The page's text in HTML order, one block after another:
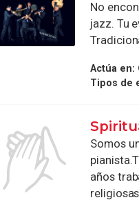
No
jazz. Tu
Actúa en:
Tipos de
Somos
años
religiosas